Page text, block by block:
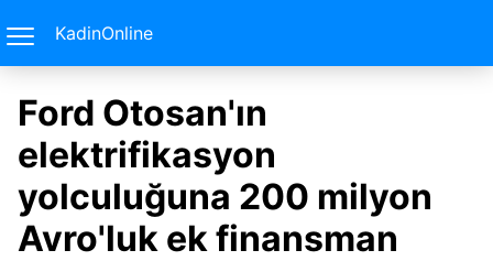
KadinOnline
Ford Otosan'ın
elektrifikasyon
yolculuğuna 200 milyon
Avro'luk ek finansman